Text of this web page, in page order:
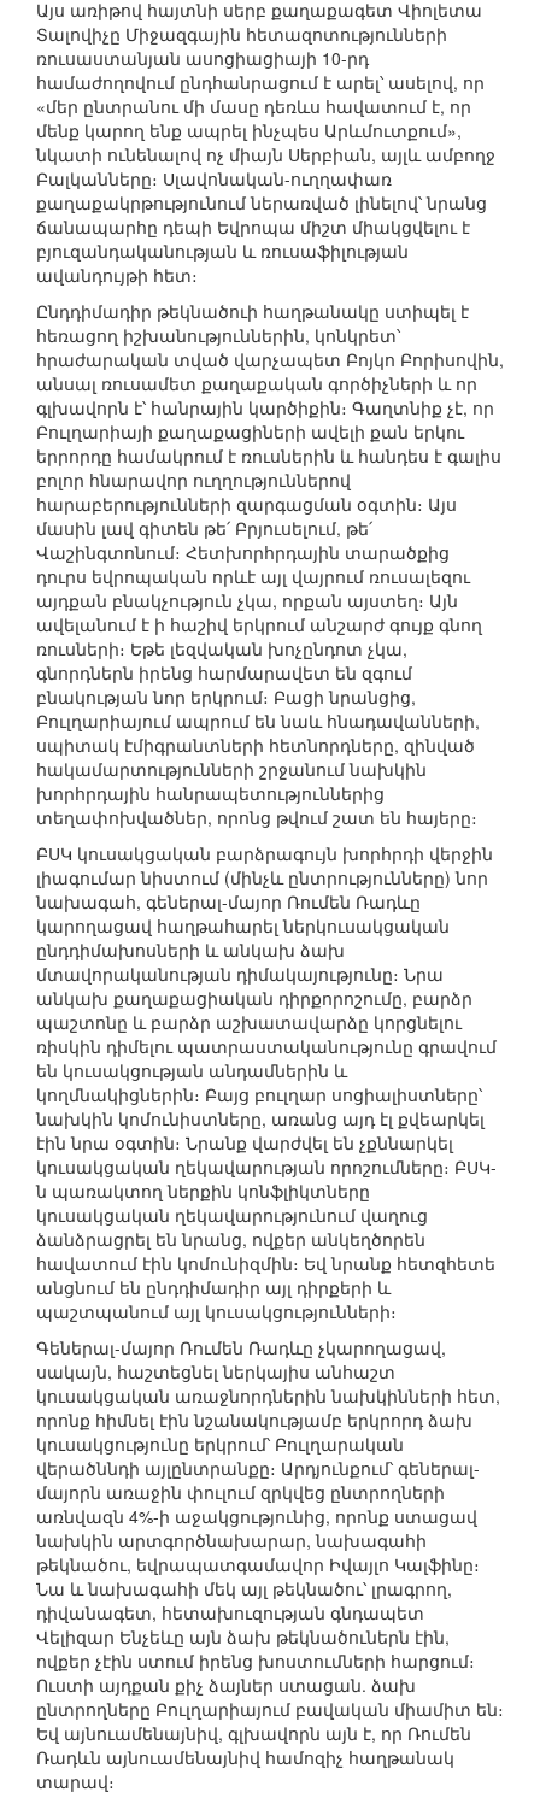
Այս առիթով հայտնի սերբ քաղաքագետ Վիոլետա
Տալովիչը Միջազգային հետազոտությունների
ռուսաստանյան ասոցիացիայի 10-րդ
համաժողովում ընդհանրացում է արել՝ ասելով, որ
«մեր ընտրանու մի մասը դեռևս հավատում է, որ
մենք կարող ենք ապրել ինչպես Արևմուտքում»,
նկատի ունենալով ոչ միայն Սերբիան, այլև ամբողջ
Բալկանները։ Սլավոնական-ուղղափառ
քաղաքակրթությունում ներառված լինելով՝ նրանց
ճանապարհը դեպի Եվրոպա միշտ միակցվելու է
բյուզանդականության և ռուսաֆիլության
ավանդույթի հետ։
Ընդդիմադիր թեկնածուի հաղթանակը ստիպել է
հեռացող իշխանություններին, կոնկրետ՝
հրաժարական տված վարչապետ Բոյկո Բորիսովին,
անսալ ռուսամետ քաղաքական գործիչների և որ
գլխավորն է՝ հանրային կարծիքին։ Գաղտնիք չէ, որ
Բուլղարիայի քաղաքացիների ավելի քան երկու
երրորդը համակրում է ռուսներին և հանդես է գալիս
բոլոր հնարավոր ուղղություններով
հարաբերությունների զարգացման օգտին։ Այս
մասին լավ գիտեն թե՛ Բրյուսելում, թե՛
Վաշինգտոնում։ Հետխորհրդային տարածքից
դուրս եվրոպական որևէ այլ վայրում ռուսալեզու
այդքան բնակչություն չկա, որքան այստեղ։ Այն
ավելանում է ի հաշիվ երկրում անշարժ գույք գնող
ռուսների։ Եթե լեզվական խոչընդոտ չկա,
գնորդներն իրենց հարմարավետ են զգում
բնակության նոր երկրում։ Բացի նրանցից,
Բուլղարիայում ապրում են նաև հնադավանների,
սպիտակ էմիգրանտների հետնորդները, զինված
հակամարտությունների շրջանում նախկին
խորհրդային հանրապետություններից
տեղափոխվածներ, որոնց թվում շատ են հայերը։
ԲՍԿ կուսակցական բարձրագույն խորհրդի վերջին
լիագումար նիստում (մինչև ընտրությունները) նոր
նախագահ, գեներալ-մայոր Ռումեն Ռադևը
կարողացավ հաղթահարել ներկուսակցական
ընդդիմախոսների և անկախ ձախ
մտավորականության դիմակայությունը։ Նրա
անկախ քաղաքացիական դիրքորոշումը, բարձր
պաշտոնը և բարձր աշխատավարձը կորցնելու
ռիսկին դիմելու պատրաստականությունը գրավում
են կուսակցության անդամներին և
կողմնակիցներին։ Բայց բուլղար սոցիալիստները՝
նախկին կոմունիստները, առանց այդ էլ քվեարկել
էին նրա օգտին։ Նրանք վարժվել են չքննարկել
կուսակցական ղեկավարության որոշումները։ ԲՍԿ-
ն պառակտող ներքին կոնֆլիկտները
կուսակցական ղեկավարությունում վաղուց
ձանձրացրել են նրանց, ովքեր անկեղծորեն
հավատում էին կոմունիզմին։ Եվ նրանք հետզհետե
անցնում են ընդդիմադիր այլ դիրքերի և
պաշտպանում այլ կուսակցությունների։
Գեներալ-մայոր Ռումեն Ռադևը չկարողացավ,
սակայն, հաշտեցնել ներկայիս անհաշտ
կուսակցական առաջնորդներին նախկինների հետ,
որոնք հիմնել էին նշանակությամբ երկրորդ ձախ
կուսակցությունը երկրում՝ Բուլղարական
վերածննդի այլընտրանքը։ Արդյունքում՝ գեներալ-
մայորն առաջին փուլում զրկվեց ընտրողների
առնվազն 4%-ի աջակցությունից, որոնք ստացավ
նախկին արտգործնախարար, նախագահի
թեկնածու, եվրապատգամավոր Իվայլո Կալֆինը։
Նա և նախագահի մեկ այլ թեկնածու՝ լրագրող,
դիվանագետ, հետախուզության գնդապետ
Վելիզար Ենչեևը այն ձախ թեկնածուներն էին,
ովքեր չէին ստում իրենց խոստումների հարցում։
Ուստի այդքան քիչ ձայներ ստացան. ձախ
ընտրողները Բուլղարիայում բավական միամիտ են։
Եվ այնուամենայնիվ, գլխավորն այն է, որ Ռումեն
Ռադևն այնուամենայնիվ համոզիչ հաղթանակ
տարավ։